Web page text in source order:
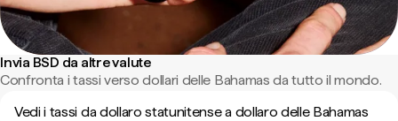
Invia BSD da altre valute
Confronta i tassi verso dollari delle Bahamas da tutto il mondo.
Vedi i tassi da dollaro statunitense a dollaro delle Bahamas